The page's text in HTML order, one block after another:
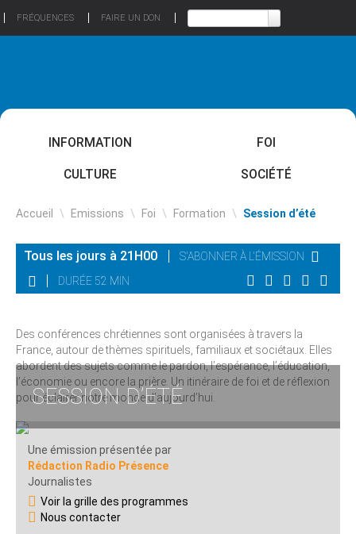
FRÉQUENCES FAIRE UN DON
INFORMATION FOI
CULTURE SOCIÉTÉ
Accueil \ Emissions \ Foi \ Formation \ Session d’été
Tous les jours à 21H00
S'ABONNER À L'ÉMISSION
DURÉE 52 MIN
SESSION D’ÉTÉ
Des conférences chrétiennes sont organisées à travers la
France, autour de thèmes spirituels, familiaux et sociétaux. Elles
abordent des sujets comme le pardon, l’espérance, l’éducation,
l’économie ou encore la prière. Un itinéraire de foi et de réflexion
pour éclairer notre monde d’aujourd’hui.
Une émission présentée par
Rédaction Radio Présence
Journalistes
Voir la grille des programmes
Nous contacter